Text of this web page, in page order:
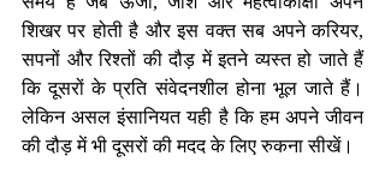
शिखर पर होती है और इस वक्त सब अपने करियर,
सपनों और रिश्तों की दौड़ में इतने व्यस्त हो जाते हैं
कि दूसरों के प्रति संवेदनशील होना भूल जाते हैं।
लेकिन असल इंसानियत यही है कि हम अपने जीवन
की दौड़ में भी दूसरों की मदद के लिए रुकना सीखें।